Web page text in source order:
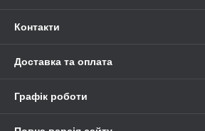
Контакти
Доставка та оплата
Графік роботи